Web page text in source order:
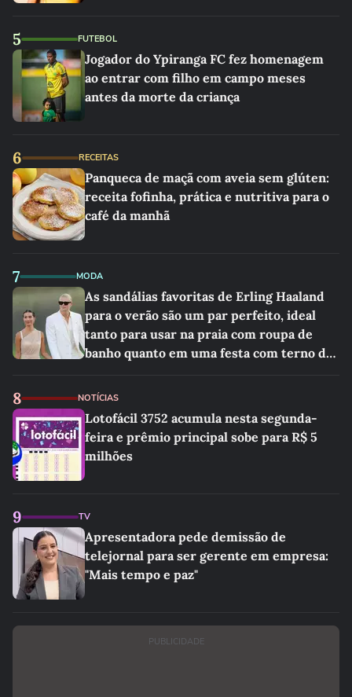
5 FUTEBOL
Jogador do Ypiranga FC fez homenagem
ao entrar com filho em campo meses
antes da morte da criança
6 RECEITAS
Panqueca de maçã com aveia sem glúten:
receita fofinha, prática e nutritiva para o
café da manhã
7 MODA
As sandálias favoritas de Erling Haaland
para o verão são um par perfeito, ideal
tanto para usar na praia com roupa de
banho quanto em uma festa com terno de
8 NOTÍCIAS
Lotofácil 3752 acumula nesta segunda-
feira e prêmio principal sobe para R$ 5
milhões
9 TV
Apresentadora pede demissão de
telejornal para ser gerente em empresa:
"Mais tempo e paz"
PUBLICIDADE